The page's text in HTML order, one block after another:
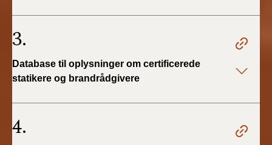
3.
Database til oplysninger om certificerede
statikere og brandrådgivere
4.